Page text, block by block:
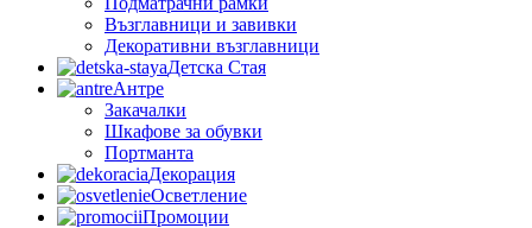
Възглавници и завивки
Декоративни възглавници
Детска Стая
Антре
Закачалки
Шкафове за обувки
Портманта
Декорация
Осветление
Промоции